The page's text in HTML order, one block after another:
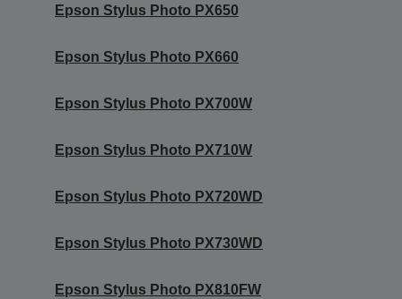
Epson Stylus Photo PX650
Epson Stylus Photo PX660
Epson Stylus Photo PX700W
Epson Stylus Photo PX710W
Epson Stylus Photo PX720WD
Epson Stylus Photo PX730WD
Epson Stylus Photo PX810FW